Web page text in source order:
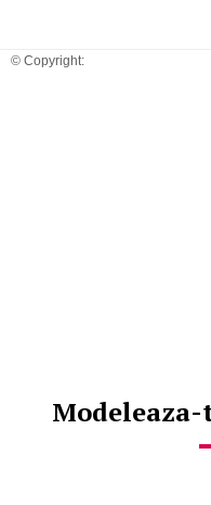
© Copyright: